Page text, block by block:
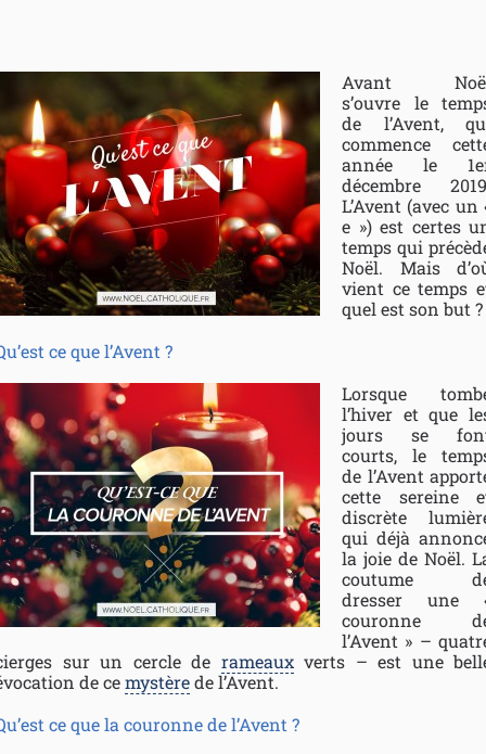
Avant
s’ouvre le
de l’Avent,
commence
année le
décembre
L’Avent (avec un
e ») est certes
temps qui
Noël. Mais
vient ce temps
quel est son but ?
ce que l’Avent ?
Lorsque
l’hiver et que
jours se
courts, le
de l’Avent
cette sereine
discrète
qui déjà
la joie de Noël.
coutume
dresser une
couronne
l’Avent » –
sur un cercle de rameauxverts – est une
de cemystèrede l’Avent.
ce que la couronne de l’Avent ?